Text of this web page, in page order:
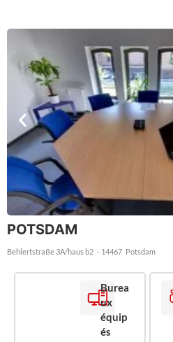
POTSDAM
Behlertstraße 3A/haus b2 - 14467 Potsdam
Burea
ux
équip
és